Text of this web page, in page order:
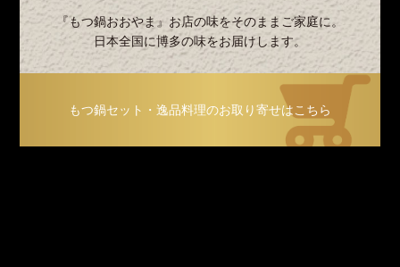
『もつ鍋おおやま』お店の味をそのままご家庭に。
日本全国に博多の味をお届けします。
もつ鍋セット・逸品料理のお取り寄せはこちら